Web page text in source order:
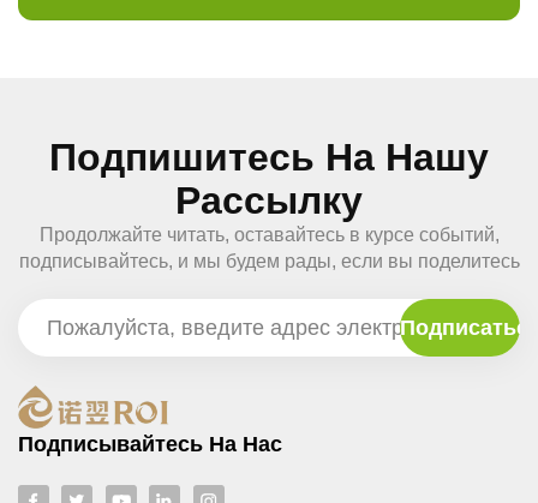
Подпишитесь На Нашу
Рассылку
Продолжайте читать, оставайтесь в курсе событий,
подписывайтесь, и мы будем рады, если вы поделитесь
Подписывайтесь На Нас